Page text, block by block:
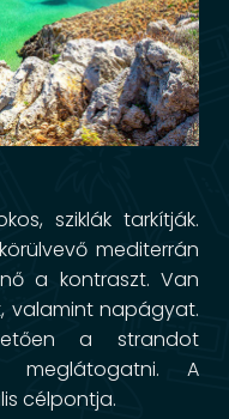
sziklák tarkítják.
mediterrán
a kontraszt. Van
valamint napágyat.
a strandot
meglátogatni. A
célpontja.